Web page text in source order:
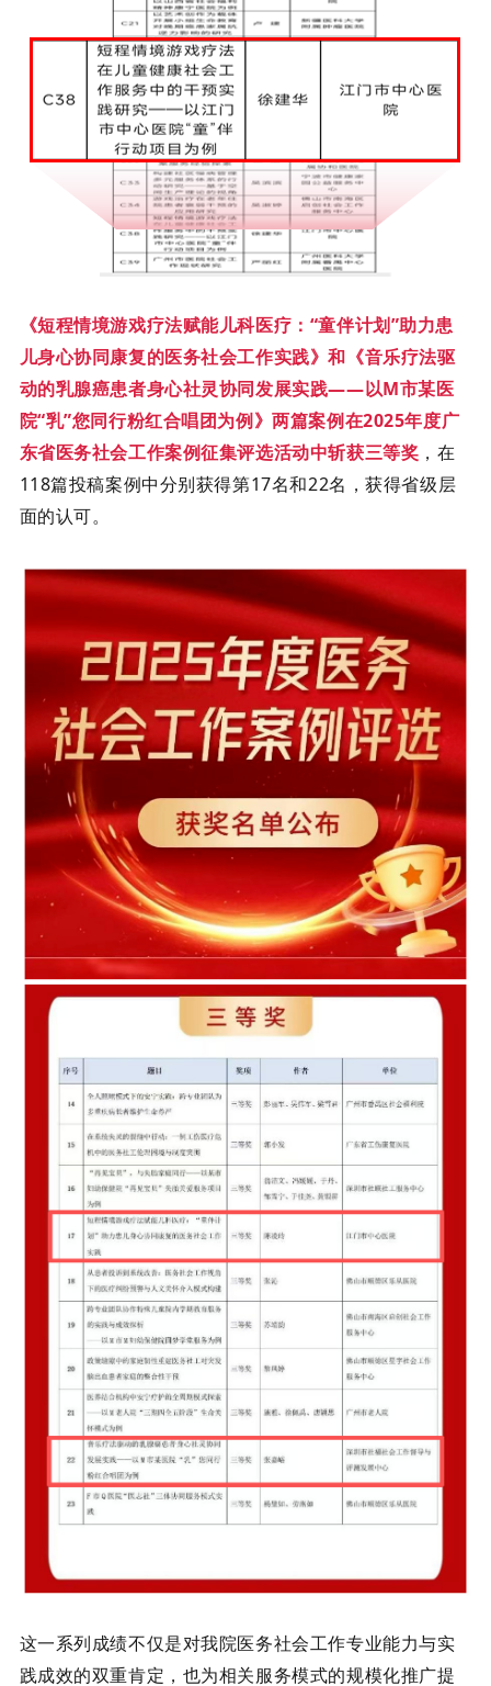
《短程情境游戏疗法赋能儿科医疗： “童伴计划”助力患
儿身心协同康复的医务社会工作实践》和《音乐疗法驱
动的乳腺癌患者身心社灵协同发展实践——以M市某医
院“乳”您同行粉红合唱团为例》两篇案例在2025年度广
东省医务社会工作案例征集评选活动中斩获三等奖 ，在
118篇投稿案例中分别获得第17名和22名，获得省级层
面的认可。
这一系列成绩不仅是对我院医务社会工作专业能力与实
践成效的双重肯定，也为相关服务模式的规模化推广提